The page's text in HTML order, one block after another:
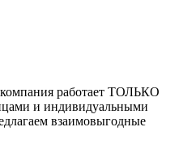
работает ТОЛЬКО
и индивидуальными
взаимовыгодные